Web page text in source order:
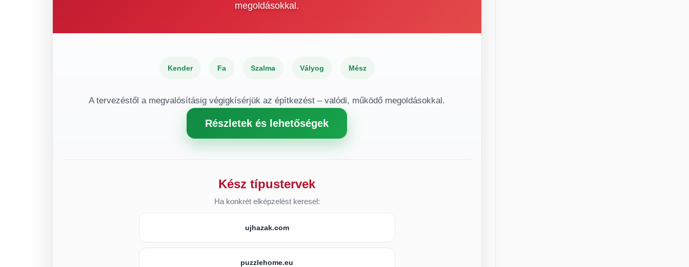
megoldásokkal.
Kender Fa Szalma Vályog Mész
A tervezéstől a megvalósításig végigkísérjük az építkezést – valódi, működő megoldásokkal.
Részletek és lehetőségek
Kész típustervek
Ha konkrét elképzelést keresel:
ujhazak.com
puzzlehome.eu